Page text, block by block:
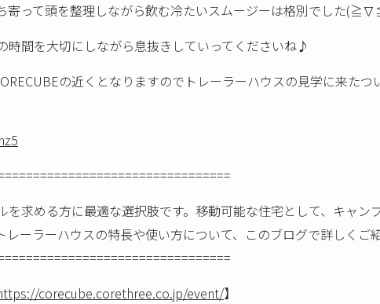
寄って頭を整理しながら飲む冷たいスムージーは格別でした
時間を大切にしながら息抜きしていってくださいね♪
の近くとなりますのでトレーラーハウスの見学に来た
を求める方に最適な選択肢です。移動可能な住宅として、キャ
ーラーハウスの特長や使い方について、このブログで詳しくご
corecube.corethree.co.jp/event/】